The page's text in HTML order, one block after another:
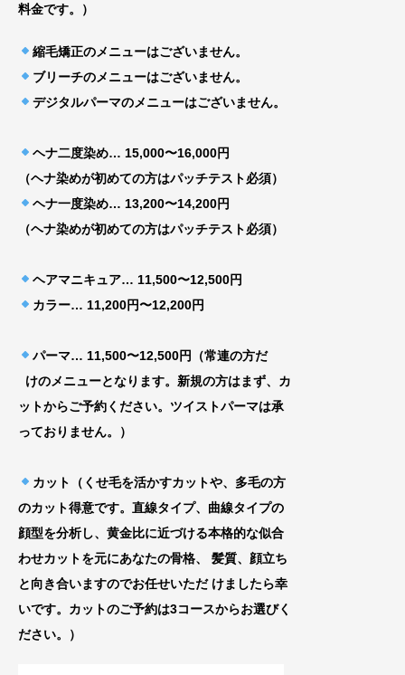
料金です。）
縮毛矯正のメニューはございません。
ブリーチのメニューはございません。
デジタルパーマのメニューはございません。
ヘナ二度染め… 15,000〜16,000円
（ヘナ染めが初めての方はパッチテスト必須）
ヘナ一度染め… 13,200〜14,200円
（ヘナ染めが初めての方はパッチテスト必須）
ヘアマニキュア… 11,500〜12,500円
カラー… 11,200円〜12,200円
パーマ… 11,500〜12,500円（常連の方だ
けのメニューとなります。新規の方はまず、カ
ッ トからご予約ください。ツイストパーマは承
っておりません。）
カット（くせ毛を活かすカットや、多毛の方
のカット得意です。直線タイプ、曲線タイプの
顔型を分析し、黄金比に近づける本格的な似合
わせカットを元にあなたの骨格、
髪質、顔立ち
と向き合いますのでお任せいただ けましたら幸
いです。カットのご予約は3コースからお選びく
ださい。）